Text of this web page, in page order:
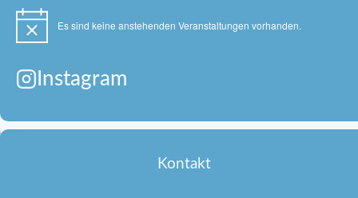
Hinweis Es sind keine anstehenden Veranstaltungen vorhanden.
Instagram
Kontakt